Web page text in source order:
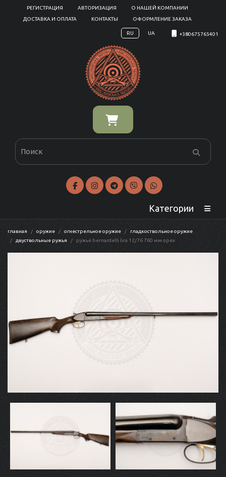
РЕГИСТРАЦИЯ АВТОРИЗАЦИЯ
О НАШЕЙ КОМПАНИИ
ДОСТАВКА И ОПЛАТА
КОНТАКТЫ ОФОРМЛЕНИЕ ЗАКАЗА
RU UA +380675765401
Категории
главная оружие огнестрельное оружие
гладкоствольное оружие
двуствольные ружья
ружьё bernardelli lira 12/76 760 мм орех